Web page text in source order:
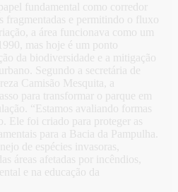
fundamental como corredor
fragmentadas e permitindo o fluxo
a área funcionava como um
mas hoje é um ponto
da biodiversidade e a mitigação
Segundo a secretária de
Camisão Mesquita, a
para transformar o parque em
“Estamos avaliando formas
Ele foi criado para proteger as
para a Bacia da Pampulha.
de espécies invasoras,
áreas afetadas por incêndios,
e na educação da